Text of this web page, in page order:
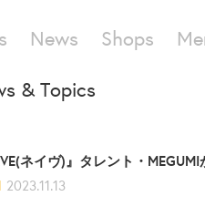
News Shops
& Topics
ネイヴ)』タレント・
2023.11.13